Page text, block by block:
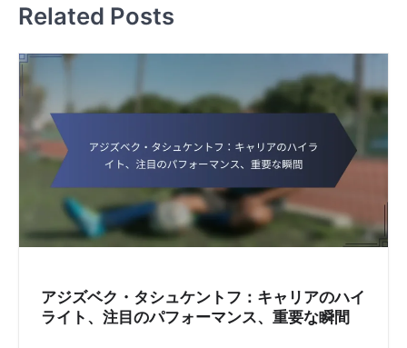
n
v
i
g
a
o
Related Posts
アジズベク・タシュケントフ：キャリアのハイ
ライト、注目のパフォーマンス、重要な瞬間